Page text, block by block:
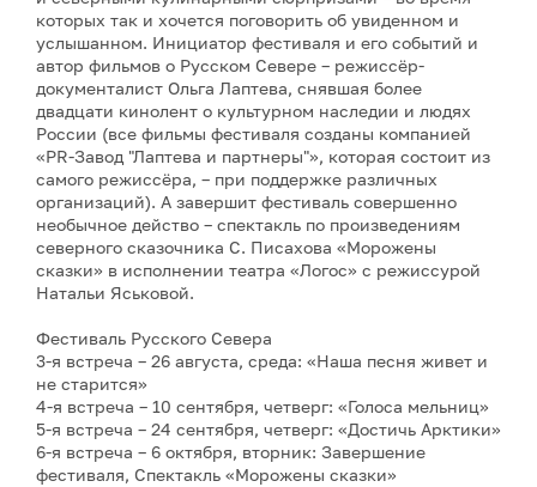
которых так и хочется поговорить об увиденном и
услышанном. Инициатор фестиваля и его событий и
автор фильмов о Русском Севере – режиссёр-
документалист Ольга Лаптева, снявшая более
двадцати кинолент о культурном наследии и людях
России (все фильмы фестиваля созданы компанией
«PR-Завод "Лаптева и партнеры"», которая состоит из
самого режиссёра, – при поддержке различных
организаций). А завершит фестиваль совершенно
необычное действо – спектакль по произведениям
северного сказочника С. Писахова «Морожены
сказки» в исполнении театра «Логос» с режиссурой
Натальи Яськовой.
Фестиваль Русского Севера
3-я встреча – 26 августа, среда: «Наша песня живет и
не старится»
4-я встреча – 10 сентября, четверг: «Голоса мельниц»
5-я встреча – 24 сентября, четверг: «Достичь Арктики»
6-я встреча – 6 октября, вторник: Завершение
фестиваля, Спектакль «Морожены сказки»